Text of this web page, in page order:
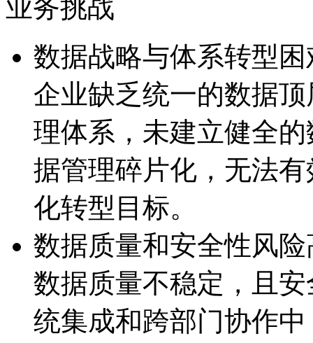
业务挑战
数据战略与体系转型困
企业缺乏统一的数据
理体系，未建立健全
据管理碎片化，无
化转型目标。
数据质量和安全性风险
数据质量不稳定，且
统集成和跨部门协作中